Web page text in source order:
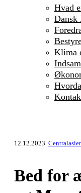
Hvad
Dansk
Klima
12.12.2023
Bed for